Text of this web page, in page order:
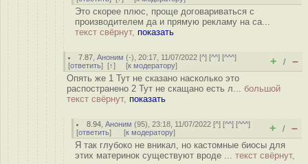
Это скорее плюс, проще договариваться с
производителем да и прямую рекламу на са...
текст свёрнут, показать
7.87 ,Аноним (-), 20:17, 11/07/2022 [^] [^^] [^^^]
[ответить] [↑] [к модератору] + / –
Опять же 1 Тут не сказано насколько это
распостранено 2 Тут не скащано есть л... большой
текст свёрнут, показать
8.94 ,Аноним (95), 23:18, 11/07/2022 [^] [^^] [^^^]
[ответить] [к модератору] + / –
Я так глубоко не вникал, но кастомные биосы для
этих материнок существуют вроде ... текст свёрнут,